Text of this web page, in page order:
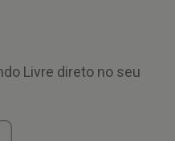
Livre direto no seu